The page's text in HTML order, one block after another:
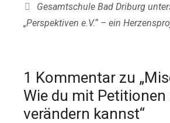
Gesamtschule Bad Driburg
„Perspektiven e.V.“ – ein
1 Kommentar zu
Wie du mit Petitionen
verändern kannst“